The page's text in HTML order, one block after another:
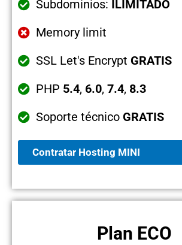
Subdominios: ILIMITADO
Memory limit
SSL Let's Encrypt GRATIS
PHP 5.4, 6.0, 7.4, 8.3
Soporte técnico GRATIS
Contratar Hosting MINI
Plan ECO